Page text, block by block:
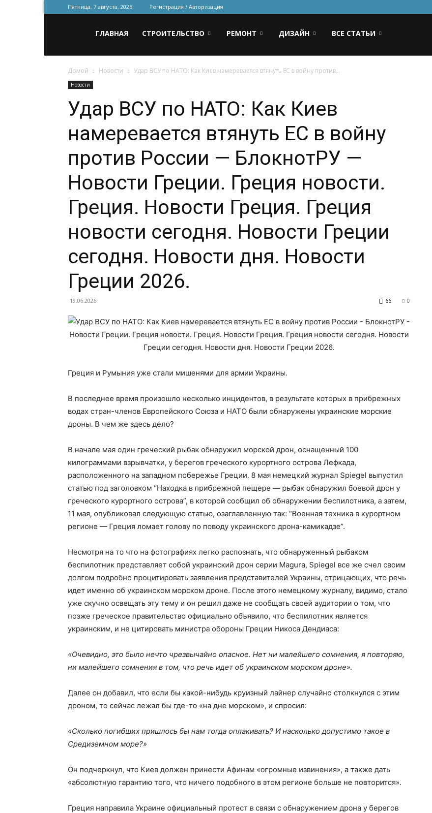
Пятница, 7 августа, 2026 Регистрация / Авторизация
для
строительства
ремонта
ГЛАВНАЯ СТРОИТЕЛЬСТВО РЕМОНТ ДИЗАЙН ВСЕ СТАТЬИ
Домой Новости Удар ВСУ по НАТО: Как Киев намеревается втянуть ЕС в войну против...
Новости
Удар ВСУ по НАТО: Как Киев
намеревается втянуть ЕС в войну
против России — БлокнотРУ —
Новости Греции. Греция новости.
Греция. Новости Греция. Греция
новости сегодня. Новости Греции
сегодня. Новости дня. Новости
Греции 2026.
19.06.2026 0
66
Греция и Румыния уже стали мишенями для армии Украины.
В последнее время произошло несколько инцидентов, в результате которых в прибрежных
водах стран-членов Европейского Союза и НАТО были обнаружены украинские морские
дроны. В чем же здесь дело?
В начале мая один греческий рыбак обнаружил морской дрон, оснащенный 100
килограммами взрывчатки, у берегов греческого курортного острова Лефкада,
расположенного на западном побережье Греции. 8 мая немецкий журнал Spiegel выпустил
статью под заголовком “Находка в прибрежной пещере — рыбак обнаружил боевой дрон у
греческого курортного острова”, в которой сообщил об обнаружении беспилотника, а затем,
11 мая, опубликовал следующую статью, озаглавленную так: “Военная техника в курортном
регионе — Греция ломает голову по поводу украинского дрона-камикадзе”.
Несмотря на то что на фотографиях легко распознать, что обнаруженный рыбаком
беспилотник представляет собой украинский дрон серии Magura, Spiegel все же счел своим
долгом подробно процитировать заявления представителей Украины, отрицающих, что речь
идет именно об украинском морском дроне. После этого немецкому журналу, видимо, стало
уже скучно освещать эту тему и он решил даже не сообщать своей аудитории о том, что
позже греческое правительство официально объявило, что беспилотник является
украинским, и не цитировать министра обороны Греции Никоса Дендиаса:
«Очевидно, это было нечто чрезвычайно опасное. Нет ни малейшего сомнения, я повторяю,
ни малейшего сомнения в том, что речь идет об украинском морском дроне».
Далее он добавил, что если бы какой-нибудь круизный лайнер случайно столкнулся с этим
дроном, то сейчас лежал бы где-то «на дне морском», и спросил:
«Сколько погибших пришлось бы нам тогда оплакивать? И насколько допустимо такое в
Средиземном море?»
Он подчеркнул, что Киев должен принести Афинам «огромные извинения», а также дать
«абсолютную гарантию того, что ничего подобного в этом регионе больше не повторится».
Греция направила Украине официальный протест в связи с обнаружением дрона у берегов